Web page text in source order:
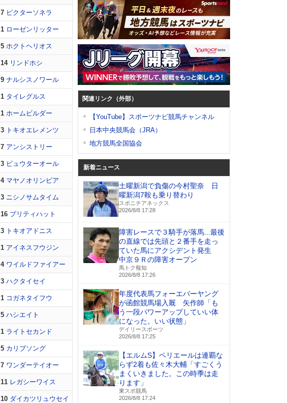
7 ビクターソネラ
1 ローゼンリッター
5 ホクトヘリオス
14 リンドホシ
9 ナルシスノワール
1 タイレグルス
1 ホームビルダー
3 トキオエレメンツ
7 アンシストリー
3 ピュウターオール
4 マヤノオリンピア
3 ニシノサムタイム
16 プリティハット
3 トキオアドニス
1 アイネスフウジン
4 ワイルドファイアー
3 ハクタイセイ
1 コガネタイフウ
5 ハシエイト
1 ライトセカンド
5 カリブソング
7 ワンダーテイオー
11 レガシーワイス
10 ダイカツリュウセイ
関連リンク（外部）
【YouTube】スポーツナビ競馬チャンネル
日本中央競馬会（JRA）
地方競馬全国協会
新着ニュース
土曜新潟で負傷の今村聖奈 日
曜新潟7鞍も乗り替わり
スポニチアネックス
2026/8/8 17:28
障害レースで３騎手が落馬...最後
の直線では先頭と２番手を走っ
ていた馬にアクシデント発生
中京９Ｒの障害オープン
馬トク報知
2026/8/8 17:26
年度代表馬フォーエバーヤング
が函館競馬場入厩 矢作師「も
う一段パワーアップしていい体
になった。いい状態」
デイリースポーツ
2026/8/8 17:25
【エルムS】ペリエールは連覇な
らず2着も佐々木大輔「すごくう
まくいきました。この時季は走
ります」
東スポ競馬
2026/8/8 17:24